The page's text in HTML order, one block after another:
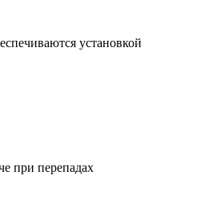
установкой
при перепадах